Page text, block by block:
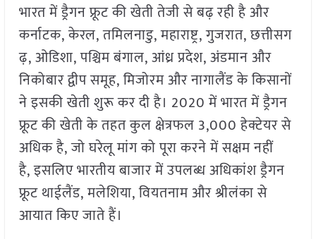
भारत में ड्रैगन फ्रूट की खेती तेजी से बढ़ रही है और
कर्नाटक, केरल, तमिलनाडु, महाराष्ट्र, गुजरात, छत्तीसग
ढ़, ओडिशा, पश्चिम बंगाल, आंध्र प्रदेश, अंडमान और
निकोबार द्वीप समूह, मिजोरम और नागालैंड के किसानों
ने इसकी खेती शुरू कर दी है। 2020 में भारत में ड्रैगन
फ्रूट की खेती के तहत कुल क्षेत्रफल 3,000 हेक्टेयर से
अधिक है, जो घरेलू मांग को पूरा करने में सक्षम नहीं
है, इसलिए भारतीय बाजार में उपलब्ध अधिकांश ड्रैगन
फ्रूट थाईलैंड, मलेशिया, वियतनाम और श्रीलंका से
आयात किए जाते हैं।